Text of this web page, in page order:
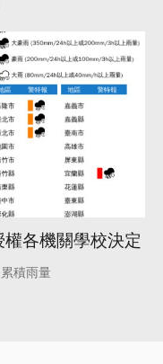
各機關學校決定
累積雨量